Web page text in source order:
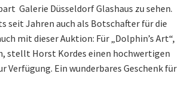
Galerie Düsseldorf Glashaus zu sehen.
seit Jahren auch als Botschafter für die
mit dieser Auktion: Für „Dolphin’s Art“,
stellt Horst Kordes einen hochwertigen
Ein wunderbares Geschenk für